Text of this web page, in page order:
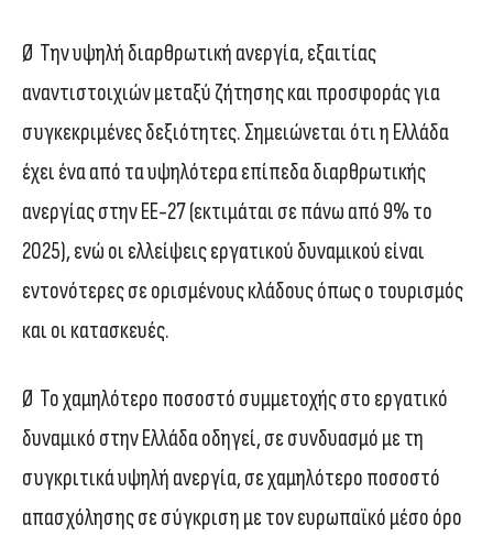
Ø Την υψηλή διαρθρωτική ανεργία, εξαιτίας
αναντιστοιχιών μεταξύ ζήτησης και προσφοράς για
συγκεκριμένες δεξιότητες. Σημειώνεται ότι η Ελλάδα
έχει ένα από τα υψηλότερα επίπεδα διαρθρωτικής
ανεργίας στην ΕΕ-27 (εκτιμάται σε πάνω από 9% το
2025), ενώ οι ελλείψεις εργατικού δυναμικού είναι
εντονότερες σε ορισμένους κλάδους όπως ο τουρισμός
και οι κατασκευές.
Ø Το χαμηλότερο ποσοστό συμμετοχής στο εργατικό
δυναμικό στην Ελλάδα οδηγεί, σε συνδυασμό με τη
συγκριτικά υψηλή ανεργία, σε χαμηλότερο ποσοστό
απασχόλησης σε σύγκριση με τον ευρωπαϊκό μέσο όρο